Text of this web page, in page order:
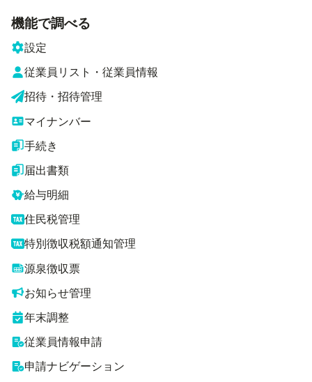
機能で調べる
設定
従業員リスト・従業員情報
招待・招待管理
マイナンバー
手続き
届出書類
給与明細
住民税管理
特別徴収税額通知管理
源泉徴収票
お知らせ管理
年末調整
従業員情報申請
申請ナビゲーション